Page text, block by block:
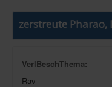
Start
zerstreute Pharao,
VerlBeschThema:
Rav